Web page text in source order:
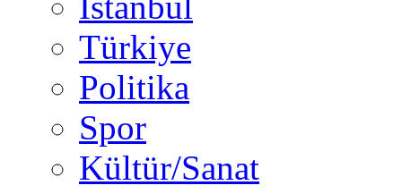
Türkiye
Politika
Spor
Kültür/Sanat